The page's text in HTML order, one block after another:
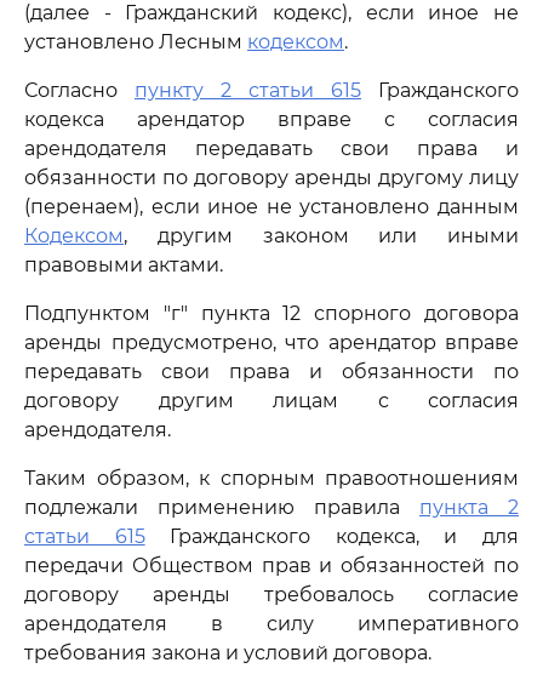
(далее - Гражданский кодекс), если иное не
установлено Лесным кодексом.
Согласно пункту 2 статьи 615 Гражданского
кодекса арендатор вправе с согласия
арендодателя передавать свои права и
обязанности по договору аренды другому лицу
(перенаем), если иное не установлено данным
Кодексом, другим законом или иными
правовыми актами.
Подпунктом "г" пункта 12 спорного договора
аренды предусмотрено, что арендатор вправе
передавать свои права и обязанности по
договору другим лицам с согласия
арендодателя.
Таким образом, к спорным правоотношениям
подлежали применению правила пункта 2
статьи 615Гражданского кодекса, и для
передачи Обществом прав и обязанностей по
договору аренды требовалось согласие
арендодателя в силу императивного
требования закона и условий договора.